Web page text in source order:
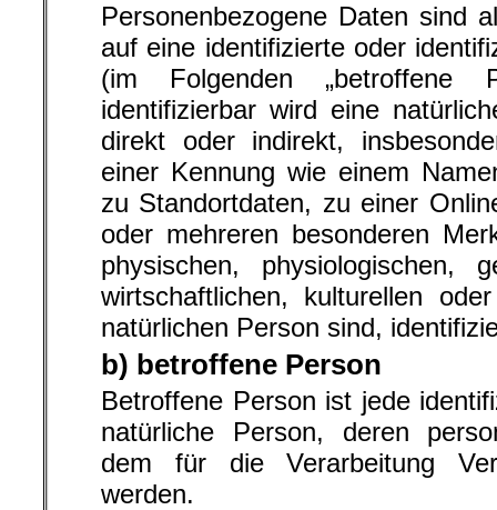
Personenbezogene Daten sind
auf eine identifizierte oder
(im Folgenden „betroffene
identifizierbar wird eine
direkt oder indirekt,
einer Kennung wie einem
zu Standortdaten, zu einer
oder mehreren besonderen
physischen, physiologischen,
wirtschaftlichen, kulturellen
natürlichen Person sind,
b) betroffene Person
Betroffene Person ist jede
natürliche Person, deren
dem für die Verarbeitung
werden.